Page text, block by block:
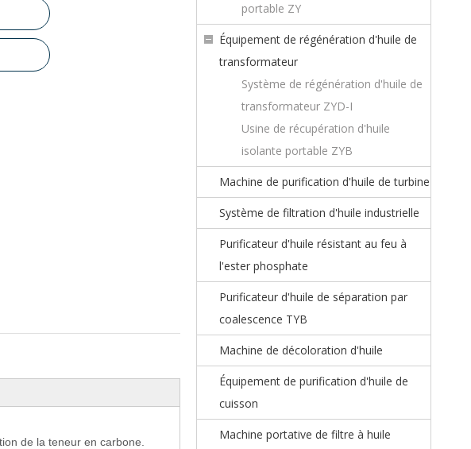
de la teneur en carbone.
portable ZY
Équipement de régénération d'huile de
transformateur
Système de régénération d'huile de
transformateur ZYD-I
Usine de récupération d'huile
isolante portable ZYB
Machine de purification d'huile de turbine
Système de filtration d'huile industrielle
Purificateur d'huile résistant au feu à
l'ester phosphate
Purificateur d'huile de séparation par
coalescence TYB
Machine de décoloration d'huile
Équipement de purification d'huile de
cuisson
Machine portative de filtre à huile